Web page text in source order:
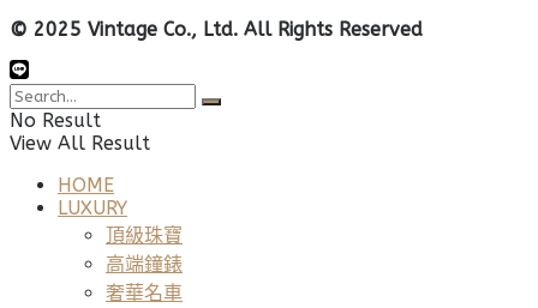
© 2025 Vintage Co., Ltd. All Rights Reserved
No Result
View All Result
HOME
LUXURY
頂級珠寶
高端鐘錶
奢華名車